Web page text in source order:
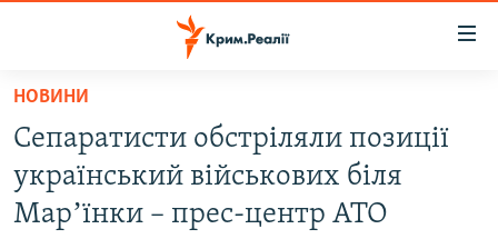
Перейти
основного
матеріалу
Перейти
до
ВОДА.КРИМ
ВІДЕО ТА ФОТО
НОВИНИ
Сепаратисти обстріляли позиції
український військових біля
Марʼїнки – прес-центр АТО